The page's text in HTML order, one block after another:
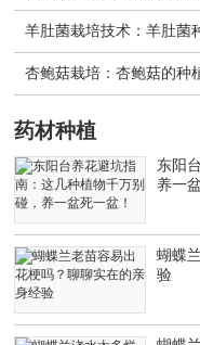
羊肚菌栽培技术：羊肚菌
杏鲍菇栽培：杏鲍菇的种
药材种植
东阳
养一
蝴蝶
验